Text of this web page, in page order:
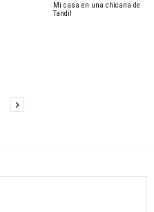
Mi casa en una chicana de
Tandil